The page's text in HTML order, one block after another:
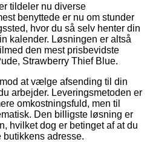
tildeler nu diverse
benyttede er nu om stunder
hvor du så selv henter din
kalender. Løsningen er altså
den mest prisbevidste
Strawberry Thief Blue.
at vælge afsending til din
arbejder. Leveringsmetoden er
omkostningsfuld, men til
Den billigste løsning er
hvilket dog er betinget af at du
adresse.